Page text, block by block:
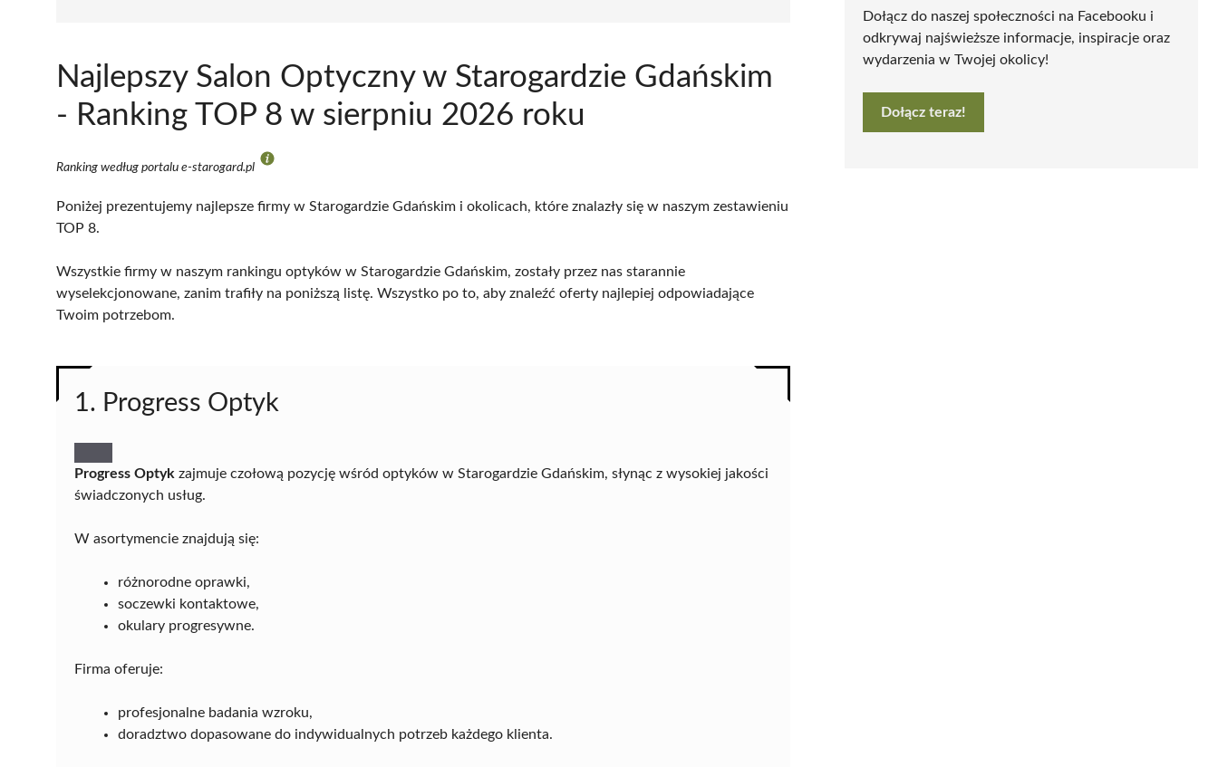
Najlepszy Salon Optyczny w Starogardzie Gdańskim
- Ranking TOP 8 w sierpniu 2026 roku
Ranking według portalu e-starogard.pl
Poniżej prezentujemy najlepsze firmy w Starogardzie Gdańskim i okolicach, które znalazły się w naszym zestawieniu
TOP 8.
Wszystkie firmy w naszym rankingu optyków w Starogardzie Gdańskim, zostały przez nas starannie
wyselekcjonowane, zanim trafiły na poniższą listę. Wszystko po to, aby znaleźć oferty najlepiej odpowiadające
Twoim potrzebom.
1. Progress Optyk
Progress Optyk zajmuje czołową pozycję wśród optyków w Starogardzie Gdańskim, słynąc z wysokiej jakości
świadczonych usług.
W asortymencie znajdują się:
różnorodne oprawki,
soczewki kontaktowe,
okulary progresywne.
Firma oferuje:
profesjonalne badania wzroku,
doradztwo dopasowane do indywidualnych potrzeb każdego klienta.
Dołącz do naszej społeczności na Facebooku i
odkrywaj najświeższe informacje, inspiracje oraz
wydarzenia w Twojej okolicy!
Dołącz teraz!